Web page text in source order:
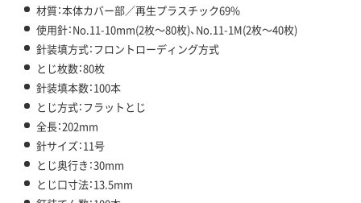
材質：本体カバー部／再生プラスチック69%
使用針：No.11-10mm(2枚～80枚)、No.11-1M(2枚～40枚)
針装填方式：フロントローディング方式
とじ枚数：80枚
針装填本数：100本
とじ方式：フラットとじ
全長：202mm
針サイズ：11号
とじ奥行き：30mm
とじ口寸法：13.5mm